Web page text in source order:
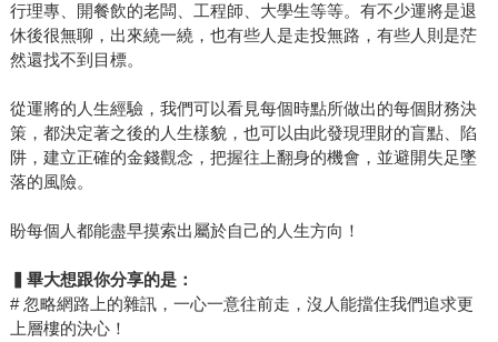
行理專、開餐飲的老闆、工程師、大學生等等。有不少運將是退
休後很無聊，出來繞一繞，也有些人是走投無路，有些人則是茫
然還找不到目標。
從運將的人生經驗，我們可以看見每個時點所做出的每個財務決
策，都決定著之後的人生樣貌，也可以由此發現理財的盲點、陷
阱，建立正確的金錢觀念，把握往上翻身的機會，並避開失足墜
落的風險。
盼每個人都能盡早摸索出屬於自己的人生方向！
畢大想跟你分享的是：
# 忽略網路上的雜訊，一心一意往前走，沒人能擋住我們追求更
上層樓的決心！